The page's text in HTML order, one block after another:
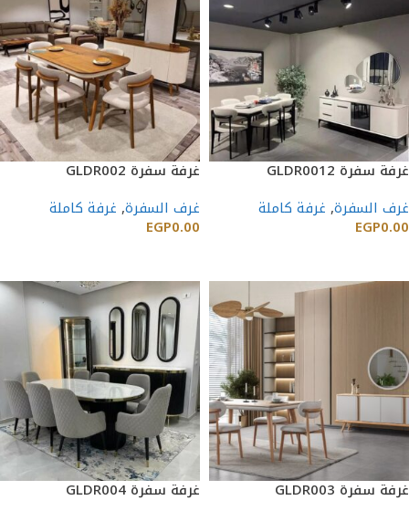
غرفة سفرة GLDR0012
غرف السفرة, غرفة كاملة
EGP0.00
غرفة سفرة GLDR002
غرف السفرة, غرفة كاملة
EGP0.00
غرفة سفرة GLDR003
غرفة سفرة GLDR004